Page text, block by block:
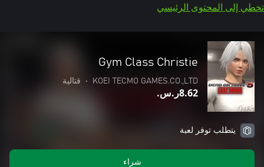
تخطي إلى المحتوى الرئيسي
Gym Class Christie
KOEI TECMO GAMES.CO.,LTD
• قتالية
‪ر.س.‏‎8.62‬
يتطلب توفر لعبة
شراء